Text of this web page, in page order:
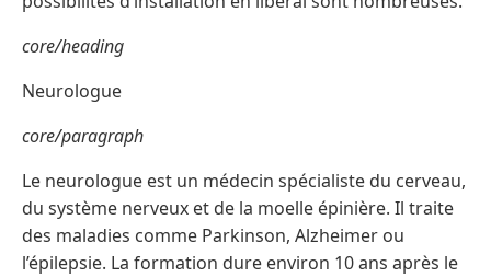
core/heading
Neurologue
core/paragraph
Le neurologue est un médecin spécialiste du cerveau,
du système nerveux et de la moelle épinière. Il traite
des maladies comme Parkinson, Alzheimer ou
l’épilepsie. La formation dure environ 10 ans après le